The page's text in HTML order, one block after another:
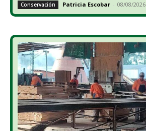
Conservación Patricia Escobar - 08/08/2026